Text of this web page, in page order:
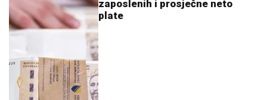
zaposlenih i prosječne neto
plate